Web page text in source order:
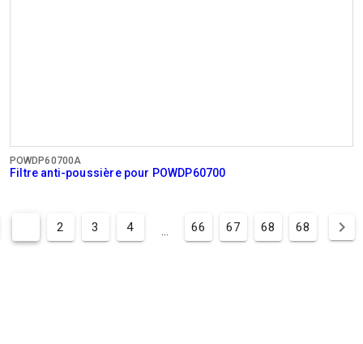
POWDP60700A
Filtre anti-poussière pour POWDP60700
2 3 4 ... 66 67 68 68